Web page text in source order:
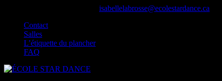
isabellelabrosse@ecolestardance.ca
Contact
Salles
L’étiquette du plancher
FAQ